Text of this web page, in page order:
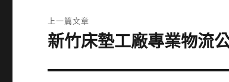
章
上一篇文章
上
篇
新竹床墊工廠專業物流